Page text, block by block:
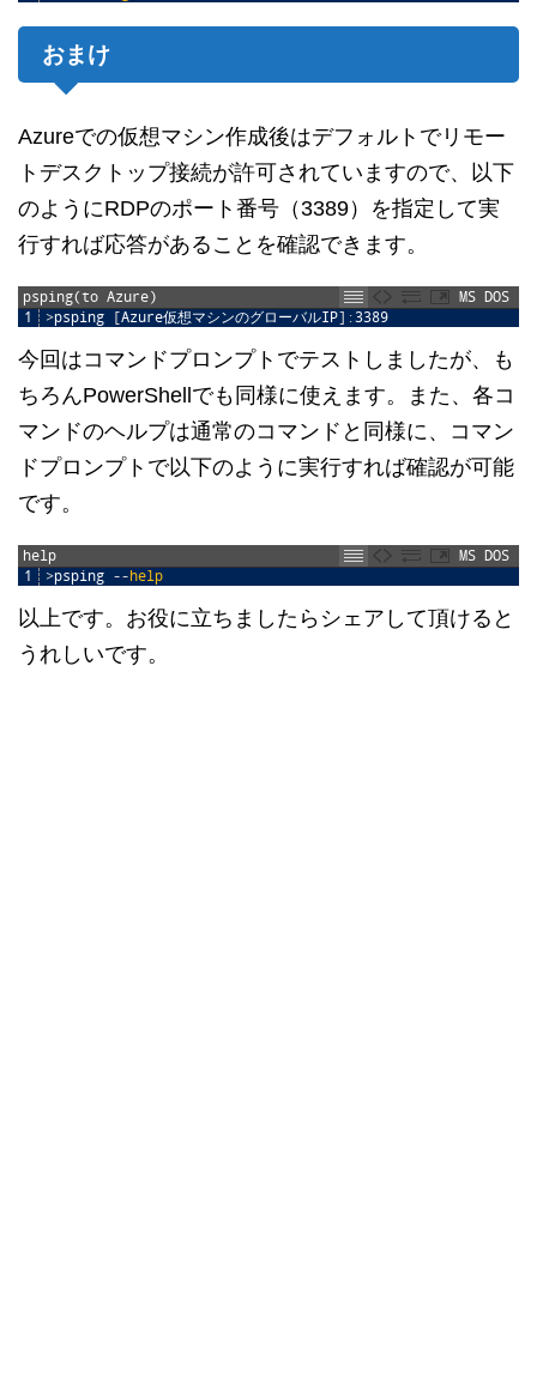
おまけ
Azureでの仮想マシン作成後はデフォルトでリモー
トデスクトップ接続が許可されていますので、以下
のようにRDPのポート番号（3389）を指定して実
行すれば応答があることを確認できます。
psping(to Azure)
MS DOS
1
>psping [Azure仮想マシンのグローバルIP] :3389
今回はコマンドプロンプトでテストしましたが、も
ちろんPowerShellでも同様に使えます。また、各コ
マンドのヘルプは通常のコマンドと同様に、コマン
ドプロンプトで以下のように実行すれば確認が可能
です。
help
MS DOS
1
>psping -- help
以上です。お役に立ちましたらシェアして頂けると
うれしいです。